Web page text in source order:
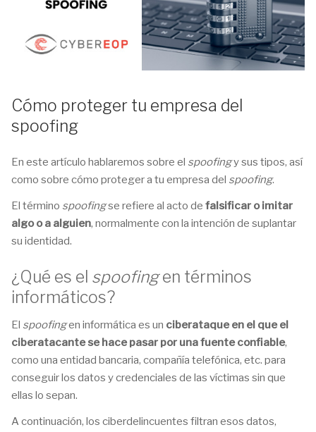
Cómo proteger tu empresa del
spoofing
En este artículo hablaremos sobre el spoofingy sus tipos, así
como sobre cómo proteger a tu empresa del spoofing.
El término spoofingse refiere al acto de falsificar o imitar
algo o a alguien, normalmente con la intención de suplantar
su identidad.
¿Qué es el spoofingen términos
informáticos?
El spoofingen informática es un ciberataque en el que el
ciberatacante se hace pasar por una fuente confiable,
como una entidad bancaria, compañía telefónica, etc. para
conseguir los datos y credenciales de las víctimas sin que
ellas lo sepan.
A continuación, los ciberdelincuentes filtran esos datos,